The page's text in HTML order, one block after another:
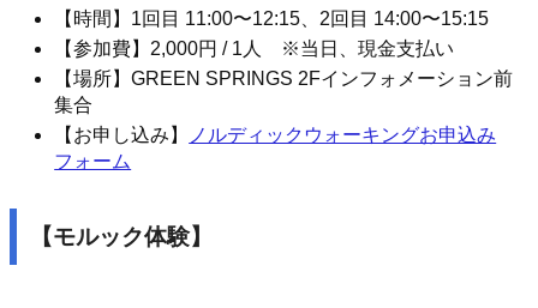
【時間】1回目 11:00〜12:15、2回目 14:00〜15:15
【参加費】2,000円 / 1人 ※当日、現金支払い
【場所】GREEN SPRINGS 2Fインフォメーション前
集合
【お申し込み】
ノルディックウォーキングお申込み
フォーム
【モルック体験】